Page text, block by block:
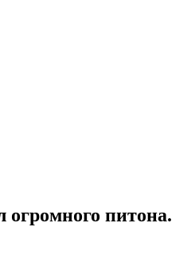
питона.